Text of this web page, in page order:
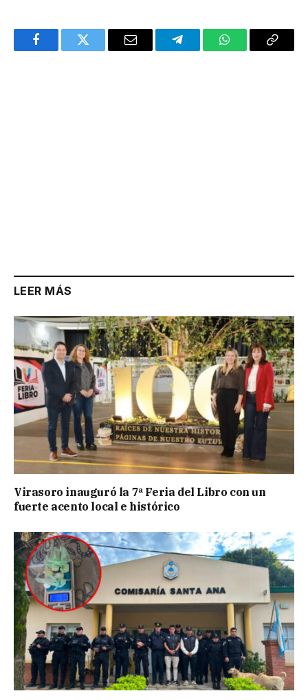
FacebookTwitter Email TelegramWhatsAppCopy
LEER MÁS
Virasoro inauguró la 7ª Feria del Libro con un
fuerte acento local e histórico